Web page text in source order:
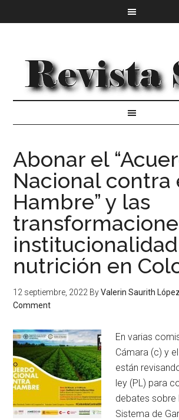
Abonar el
Nacional contra
Hambre” y las
nutrición en
12 septiembre, 2022 ByValerin Saurith López
Comment
En varias
Cámara (c) y
están
ley (PL) para
debates sobre
Sistema de